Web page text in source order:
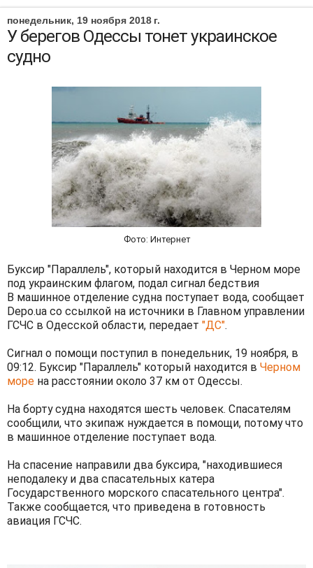
понедельник, 19 ноября 2018 г.
У берегов Одессы тонет украинское
судно
Фото: Интернет
Буксир "Параллель", который находится в Черном море
под украинским флагом, подал сигнал бедствия
В машинное отделение судна поступает вода, сообщает
Depo.ua со ссылкой на источники в Главном управлении
ГСЧС в Одесской области, передает "ДС".
Сигнал о помощи поступил в понедельник, 19 ноября, в
09:12. Буксир "Параллель" который находится в Черном
море на расстоянии около 37 км от Одессы.
На борту судна находятся шесть человек. Спасателям
сообщили, что экипаж нуждается в помощи, потому что
в машинное отделение поступает вода.
На спасение направили два буксира, "находившиеся
неподалеку и два спасательных катера
Государственного морского спасательного центра".
Также сообщается, что приведена в готовность
авиация ГСЧС.